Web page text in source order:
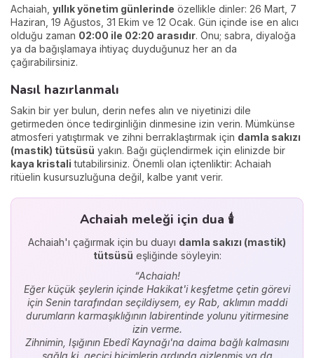
Achaiah, yıllık yönetim günlerinde özellikle dinler: 26 Mart, 7
Haziran, 19 Ağustos, 31 Ekim ve 12 Ocak. Gün içinde ise en alıcı
olduğu zaman 02:00 ile 02:20 arasıdır. Onu; sabra, diyaloğa
ya da bağışlamaya ihtiyaç duyduğunuz her an da
çağırabilirsiniz.
Nasıl hazırlanmalı
Sakin bir yer bulun, derin nefes alın ve niyetinizi dile
getirmeden önce tedirginliğin dinmesine izin verin. Mümkünse
atmosferi yatıştırmak ve zihni berraklaştırmak için damla sakızı
(mastik) tütsüsü yakın. Bağı güçlendirmek için elinizde bir
kaya kristali tutabilirsiniz. Önemli olan içtenliktir: Achaiah
ritüelin kusursuzluğuna değil, kalbe yanıt verir.
Achaiah meleği için dua 🕯️
Achaiah'ı çağırmak için bu duayı damla sakızı (mastik)
tütsüsü eşliğinde söyleyin:
“Achaiah!
Eğer küçük şeylerin içinde Hakikat'i keşfetme çetin görevi
için Senin tarafından seçildiysem, ey Rab, aklımın maddi
durumların karmaşıklığının labirentinde yolunu yitirmesine
izin verme.
Zihnimin, Işığının Ebedî Kaynağı'na daima bağlı kalmasını